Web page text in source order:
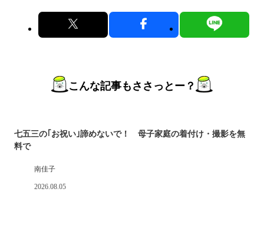
こんな記事もささっとー？
七五三の｢お祝い｣諦めないで！ 母子家庭の着付け・撮影を無
料で
南佳子
2026.08.05